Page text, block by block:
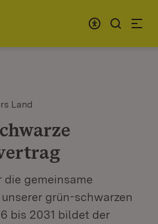
Land
die gemeinsame
grün-schwarzen
bis 2031 bildet der